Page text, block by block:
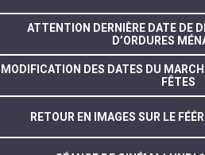
ATTENTION DERNIÈRE DATE DE
D’ORDURES
MODIFICATION DES DATES DU
FÊTES
RETOUR EN IMAGES SUR LE